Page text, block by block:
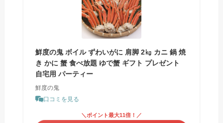
鮮度の鬼 ボイル ずわいがに 肩脚 2㎏ カニ 鍋 焼
き かに 蟹 食べ放題 ゆで蟹 ギフト プレゼント
自宅用 パーティー
鮮度の鬼
口コミを見る
＼ポイント最大11倍！／